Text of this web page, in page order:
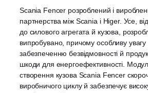
Scania Fencer розроблений і
партнерства між Scania і Higer. Усе, від
до силового агрегата й кузова,
випробувано, причому особливу
забезпеченню безвідмовності й
шкоди для енергоефективності.
створення кузова Scania Fencer
виробничого циклу й забезпечує